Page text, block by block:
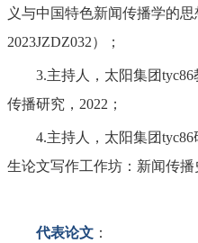
义与中国特色新闻传播学的思
2023JZDZ032）；
3.主持人，太阳集团
传播研究，2022；
4.主持人，太阳集团
生论文写作工作坊：新闻传播
代表论文 ：